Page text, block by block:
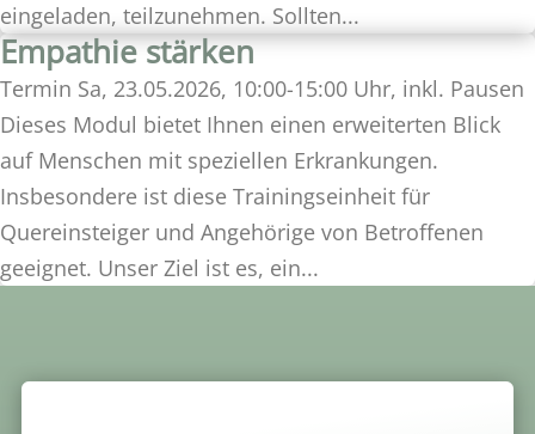
eingeladen, teilzunehmen. Sollten...
Empathie stärken
Termin Sa, 23.05.2026, 10:00-15:00 Uhr, inkl. Pausen
Dieses Modul bietet Ihnen einen erweiterten Blick
auf Menschen mit speziellen Erkrankungen.
Insbesondere ist diese Trainingseinheit für
Quereinsteiger und Angehörige von Betroffenen
geeignet. Unser Ziel ist es, ein...